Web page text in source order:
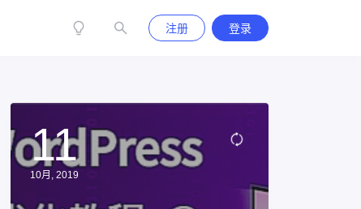
注册 登录
11
10月, 2019